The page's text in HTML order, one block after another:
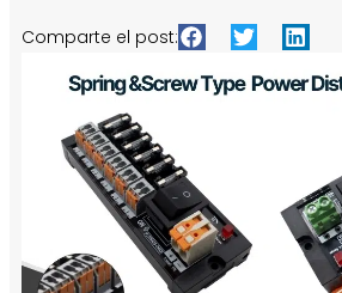
Comparte el post: